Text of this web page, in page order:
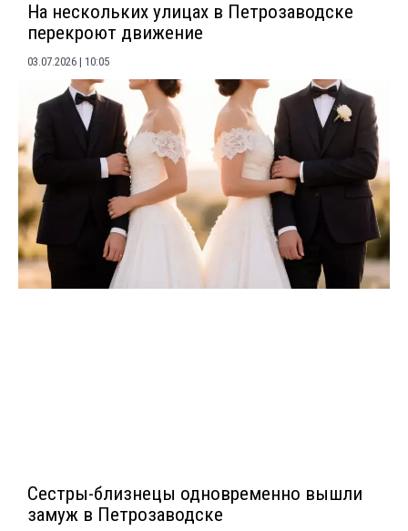
На нескольких улицах в Петрозаводске
перекроют движение
03.07.2026 10:05
Сестры-близнецы одновременно вышли
замуж в Петрозаводске